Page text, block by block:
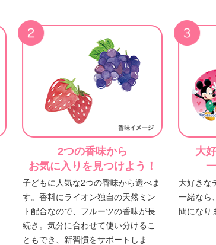
2つの香味から
お気に入りを見つけよう！
子どもに人気な2つの香味から選べま
す。香料にライオン独自の天然ミン
ト配合なので、フルーツの香味が長
続き。気分に合わせて使い分けるこ
ともでき、新習慣をサポートしま
大
大好きな
一緒なら
間になり